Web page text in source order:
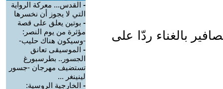
بالغناء ردّا على
- القدس... معركة الرواية
التي لا يجوز أن نخسرها
- بوتين يعلق على قصة
مؤثرة من يوم النصر:
-وسيكون هناك حليب-
- الموسيقى تعانق
الجسور.. بطرسبورغ
تستضيف مهرجان -جسور
لينينغر ...
- الخارجية الروسية: